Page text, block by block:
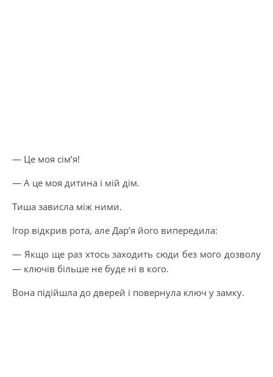
— Це моя сім’я!
— А це моя дитина і мій дім.
Тиша зависла між ними.
Ігор відкрив рота, але Дар’я його випередила:
— Якщо ще раз хтось заходить сюди без мого дозволу
— ключів більше не буде ні в кого.
Вона підійшла до дверей і повернула ключ у замку.